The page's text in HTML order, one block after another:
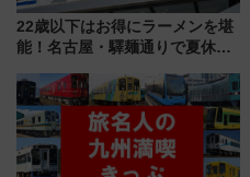
22歳以下はお得にラーメンを堪
能！名古屋・驛麺通りで夏休み
よりスタート